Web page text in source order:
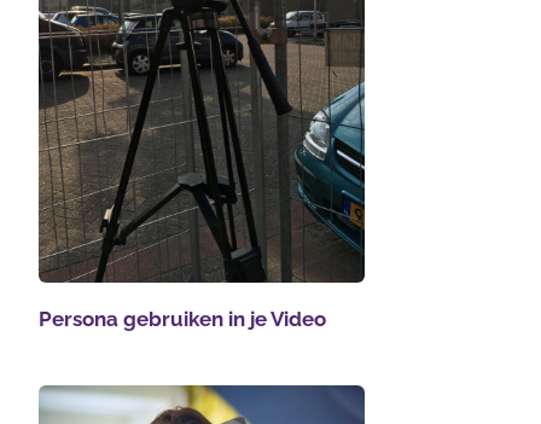
Persona gebruiken in je Video